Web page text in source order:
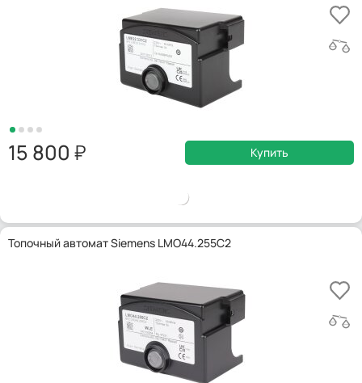
15 800 Купить
Топочный автомат Siemens LMO44.255C2